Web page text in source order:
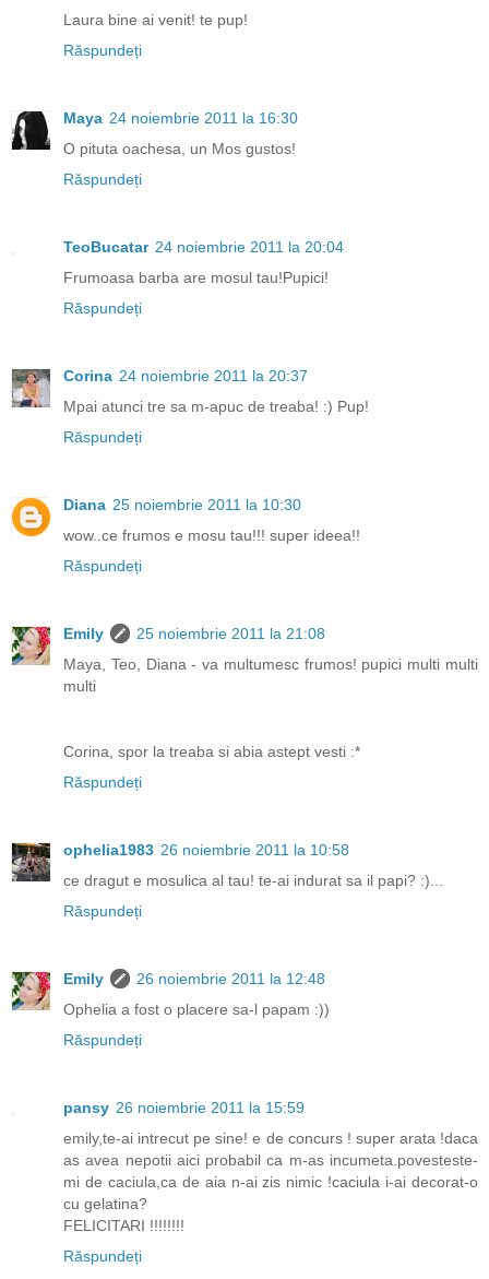
Laura bine ai venit! te pup!
Răspundeți
Maya 24 noiembrie 2011 la 16:30
O pituta oachesa, un Mos gustos!
Răspundeți
TeoBucatar 24 noiembrie 2011 la 20:04
Frumoasa barba are mosul tau!Pupici!
Răspundeți
Corina 24 noiembrie 2011 la 20:37
Mpai atunci tre sa m-apuc de treaba! :) Pup!
Răspundeți
Diana 25 noiembrie 2011 la 10:30
wow..ce frumos e mosu tau!!! super ideea!!
Răspundeți
Emily
25 noiembrie 2011 la 21:08
Maya, Teo, Diana - va multumesc frumos! pupici multi multi
multi
Corina, spor la treaba si abia astept vesti :*
Răspundeți
ophelia1983 26 noiembrie 2011 la 10:58
ce dragut e mosulica al tau! te-ai indurat sa il papi? :)...
Răspundeți
Emily
26 noiembrie 2011 la 12:48
Ophelia a fost o placere sa-l papam :))
Răspundeți
pansy 26 noiembrie 2011 la 15:59
emily,te-ai intrecut pe sine! e de concurs ! super arata !daca
as avea nepotii aici probabil ca m-as incumeta.povesteste-
mi de caciula,ca de aia n-ai zis nimic !caciula i-ai decorat-o
cu gelatina?
FELICITARI !!!!!!!!
Răspundeți